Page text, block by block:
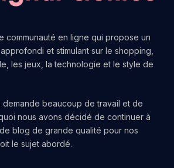
communauté en ligne qui propose un
et stimulant sur le shopping,
les jeux, la technologie et le style de
demande beaucoup de travail et de
nous avons décidé de continuer à
blog de grande qualité pour nos
le sujet abordé.